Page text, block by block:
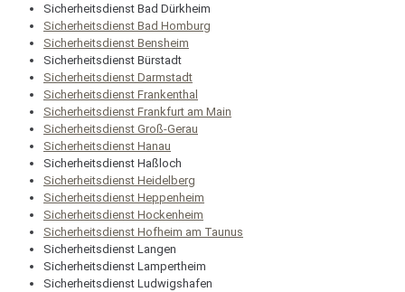
Sicherheitsdienst Bad Dürkheim
Sicherheitsdienst Bad Homburg
Sicherheitsdienst Bensheim
Sicherheitsdienst Bürstadt
Sicherheitsdienst Darmstadt
Sicherheitsdienst Frankenthal
Sicherheitsdienst Frankfurt am Main
Sicherheitsdienst Groß-Gerau
Sicherheitsdienst Hanau
Sicherheitsdienst Haßloch
Sicherheitsdienst Heidelberg
Sicherheitsdienst Heppenheim
Sicherheitsdienst Hockenheim
Sicherheitsdienst Hofheim am Taunus
Sicherheitsdienst Langen
Sicherheitsdienst Lampertheim
Sicherheitsdienst Ludwigshafen